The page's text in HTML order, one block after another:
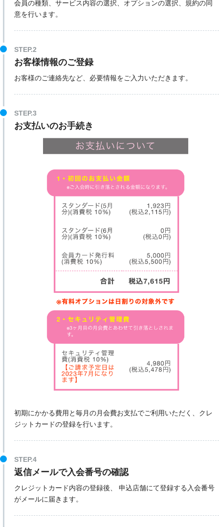
会員の種類、サービス内容の選択、オプションの選択、規約の同
意を行います。
STEP.2
お客様情報のご登録
お客様のご連絡先など、必要情報をご入力いただきます。
STEP.3
お支払いのお手続き
初期にかかる費用と毎月の月会費お支払でご利用いただく、クレ
ジットカードの登録を行います。
STEP.4
返信メールで入会番号の確認
クレジットカード内容の登録後、 申込店舗にて登録する入会番号
がメールに届きます。